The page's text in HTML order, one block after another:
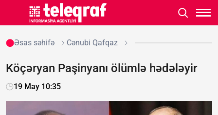
Əsas səhifə Cənubi Qafqaz
Köçəryan Paşinyanı ölümlə hədələyir
19 May 10:35